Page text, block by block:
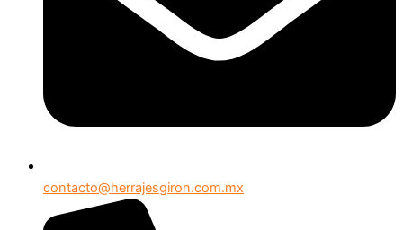
contacto@herrajesgiron.com.mx